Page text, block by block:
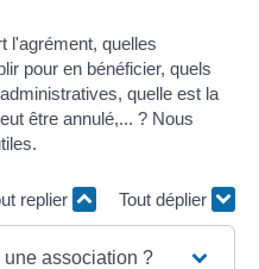
l'agrément, quelles
pour en bénéficier, quels
quelle est la
être annulé,... ? Nous
replier Tout déplier
association ?